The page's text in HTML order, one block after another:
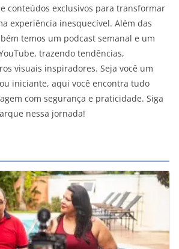
conteúdos exclusivos para transformar
experiência inesquecível. Além das
temos um podcast semanal e um
trazendo tendências,
visuais inspiradores. Seja você um
iniciante, aqui você encontra tudo
com segurança e praticidade. Siga
nessa jornada!